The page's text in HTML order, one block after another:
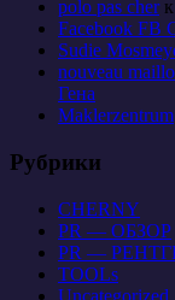
polo pas cherк
Facebook FB
Sudie
nouveau
Гена
Maklerzentrum
Рубрики
CHERNY
PR — ОБЗОР
PR —
TOOLs
Uncategorized